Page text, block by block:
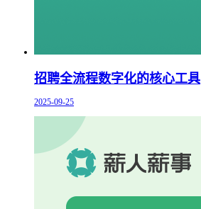
招聘全流程数字化的核心工具
2025-09-25